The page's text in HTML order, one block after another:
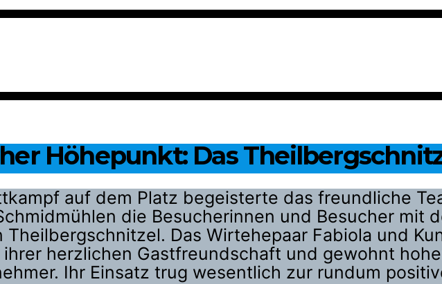
Höhepunkt: Das
auf dem Platz begeisterte das freundliche
die Besucherinnen und Besucher mit
Das Wirtehepaar Fabiola und
herzlichen Gastfreundschaft und gewohnt
Ihr Einsatz trug wesentlich zur rundum